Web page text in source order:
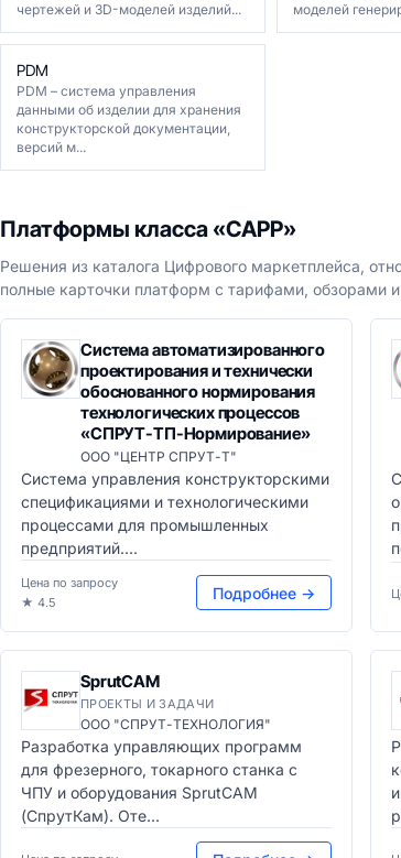
чертежей и 3D-моделей изделий...
моделей
PDM
PDM – система управления
данными об изделии для хранения
конструкторской документации,
версий м...
Платформы класса «CAPP»
Решения из каталога Цифрового маркетплейса,
полные карточки платформ с тарифами, обзорами
Система автоматизированного
проектирования и технически
обоснованного нормирования
технологических процессов
«СПРУТ-ТП-Нормирование»
ООО "ЦЕНТР СПРУТ-Т"
Система управления конструкторскими
спецификациями и технологическими
процессами для промышленных
предприятий....
Цена по запросу
★ 4.5
Подробнее →
SprutCAM
ПРОЕКТЫ И ЗАДАЧИ
ООО "СПРУТ-ТЕХНОЛОГИЯ"
Разработка управляющих программ
для фрезерного, токарного станка с
ЧПУ и оборудования SprutCAM
(СпрутКам). Оте...